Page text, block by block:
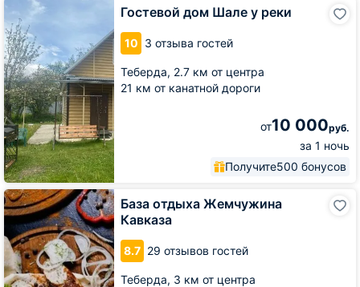
Гостевой дом Шале у реки
10 3 отзыва гостей
Теберда, 2.7 км от центра
21 км от канатной дороги
от10 000руб.
за 1 ночь
Получите500 бонусов
Гостевой
дом
Шале
у
реки
База отдыха Жемчужина
Кавказа
8.7 29 отзывов гостей
Теберда, 3 км от центра
База
отдыха
Жемчужина
Кавказа